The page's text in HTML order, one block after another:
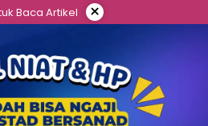
Baca Artikel ×